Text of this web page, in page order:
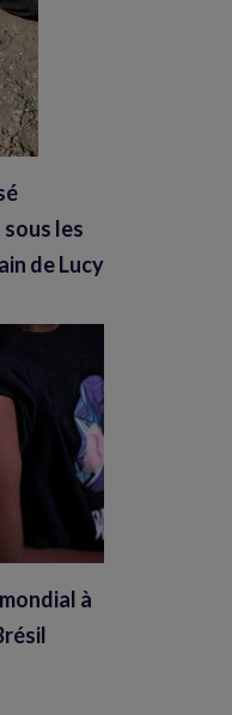
les
de Lucy
à